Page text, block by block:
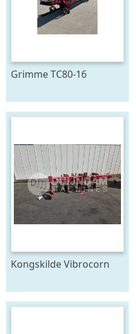
Grimme TC80-16
Kongskilde Vibrocorn